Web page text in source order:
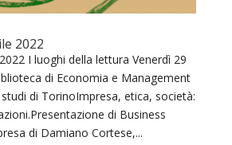
2022
I luoghi della lettura Venerdì 29
di Economia e Management
di TorinoImpresa, etica, società:
di Business
di Damiano Cortese,...